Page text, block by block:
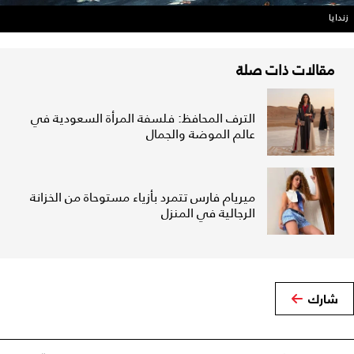
زندايا
مقالات ذات صلة
الترف المحافظ: فلسفة المرأة السعودية في
عالم الموضة والجمال
ميريام فارس تتمرد بأزياء مستوحاة من الخزانة
الرجالية في المنزل
شارك